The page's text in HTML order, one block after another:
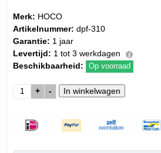
Merk: HOCO
Artikelnummer: dpf-310
Garantie: 1 jaar
Levertijd: 1 tot 3 werkdagen
Beschikbaarheid:
Op voorraad
+ -